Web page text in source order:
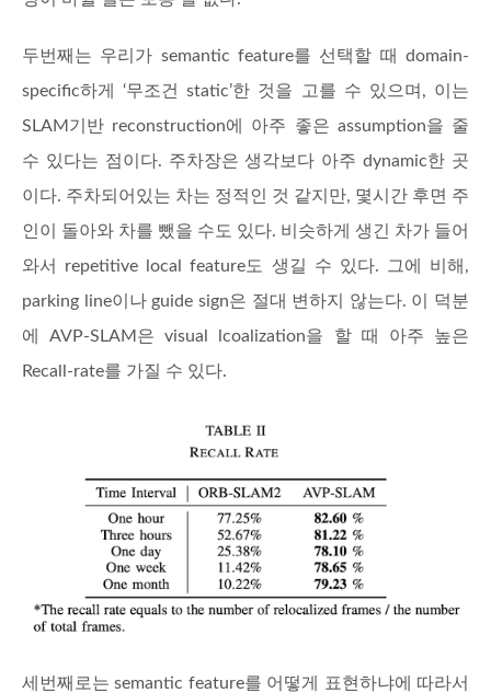
두번째는 우리가 semantic feature를 선택할 때 domain-
specific하게 ‘무조건 static’한 것을 고를 수 있으며, 이는
SLAM기반 reconstruction에 아주 좋은 assumption을 줄
수 있다는 점이다. 주차장은 생각보다 아주 dynamic한 곳
이다. 주차되어있는 차는 정적인 것 같지만, 몇시간 후면 주
인이 돌아와 차를 뺐을 수도 있다. 비슷하게 생긴 차가 들어
와서 repetitive local feature도 생길 수 있다. 그에 비해,
parking line이나 guide sign은 절대 변하지 않는다. 이 덕분
에 AVP-SLAM은 visual lcoalization을 할 때 아주 높은
Recall-rate를 가질 수 있다.
세번째로는 semantic feature를 어떻게 표현하냐에 따라서